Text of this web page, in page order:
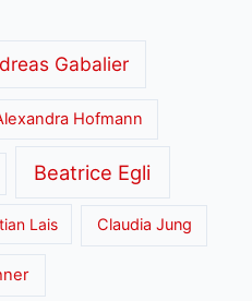
Gabalier
Hofmann
Beatrice Egli
Lais Claudia Jung